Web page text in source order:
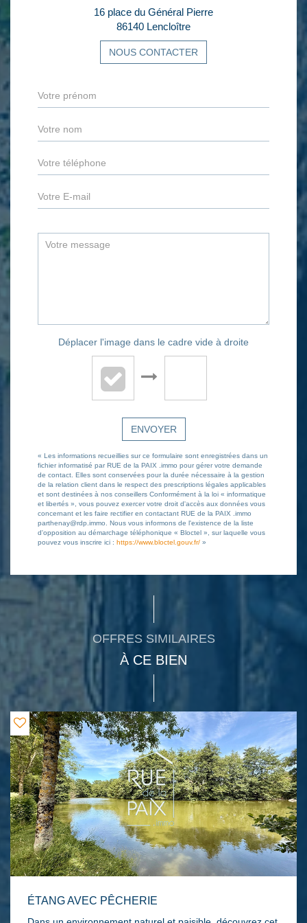
16 place du Général Pierre
86140 Lencloître
NOUS CONTACTER
Déplacer l'image dans le cadre vide à droite
ENVOYER
« Les informations recueillies sur ce formulaire sont enregistrées dans un
fichier informatisé par RUE de la PAIX .immo pour gérer votre demande
de contact. Elles sont conservées pour la durée nécessaire à la gestion
de la relation client dans le respect des prescriptions légales applicables
et sont destinées à nos conseillers Conformément à la loi « informatique
et libertés », vous pouvez exercer votre droit d'accès aux données vous
concernant et les faire rectifier en contactant RUE de la PAIX .immo
parthenay@rdp.immo. Nous vous informons de l'existence de la liste
d'opposition au démarchage téléphonique « Bloctel », sur laquelle vous
pouvez vous inscrire ici : https://www.bloctel.gouv.fr/ »
OFFRES SIMILAIRES
À CE BIEN
ÉTANG AVEC PÊCHERIE